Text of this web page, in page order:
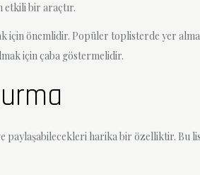
etkili bir araçtır.
önemlidir. Popüler toplisterde yer
için çaba göstermelidir.
harika bir özelliktir. Bu